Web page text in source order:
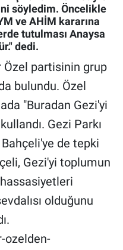
söyledim. Öncelikle
ve AHİM kararına
tutulması Anaysa
dedi.
Özel partisinin grup
bulundu. Özel
"Buradan Gezi'yi
Gezi Parkı
de tepki
Gezi'yi toplumun
olduğunu